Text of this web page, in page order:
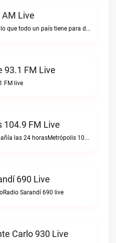
AM Live
Carve escucha lo que todo un país tiene para decir.Carve 850 AM live
93.1 FM Live
FM live
104.9 FM Live
Música y compañía las 24 horasMetrópolis 104.9 FM live
690 Live
Sarandí 690 live
Carlo 930 Live